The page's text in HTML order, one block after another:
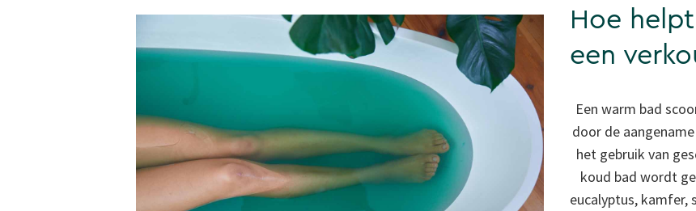
Hoe
een
Een warm bad
door de
het gebruik van
koud bad wordt
eucalyptus, kamfer,